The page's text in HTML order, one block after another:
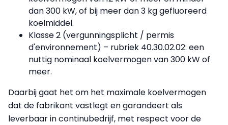
dan 300 kW, of bij meer dan 3 kg gefluoreerd
koelmiddel.
Klasse 2 (vergunningsplicht / permis
d'environnement) – rubriek 40.30.02.02: een
nuttig nominaal koelvermogen van 300 kW of
meer.
Daarbij gaat het om het maximale koelvermogen
dat de fabrikant vastlegt en garandeert als
leverbaar in continubedrijf, met respect voor de